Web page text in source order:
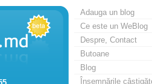
Adauga un blog
Ce este un WeBlog
Despre, Contact
Butoane
Blog
Însemnările